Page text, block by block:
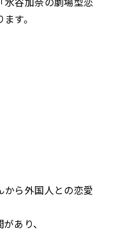
す。
ら外国人との恋愛
あり、